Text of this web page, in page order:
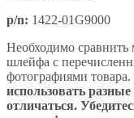
p/n: 1422-01G9000
Необходимо
шлейфа с
фотографиями товара.
использовать
отличаться.